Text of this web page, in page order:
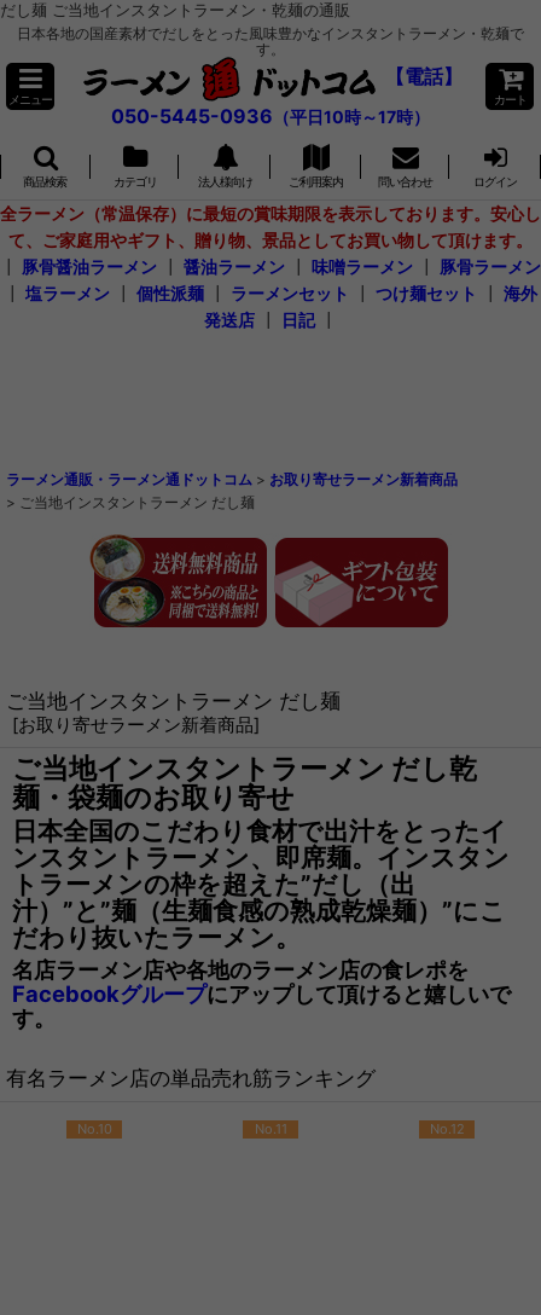
だし麺 ご当地インスタントラーメン・乾麺の通販
日本各地の国産素材でだしをとった風味豊かなインスタントラーメン・乾麺で
す。
メニュー
【電話】
050-5445-0936 （平日10時～17時）
カート
商品検索 カテゴリ 法人様向け ご利用案内 問い合わせ ログイン
全ラーメン（常温保存）に最短の賞味期限を表示しております。安心し
て、ご家庭用やギフト、贈り物、景品としてお買い物して頂けます。
豚骨醤油ラーメン 醤油ラーメン 味噌ラーメン
豚骨ラーメン
塩ラーメン 個性派麺 ラーメンセット つけ麺セット
海外
発送店
日記┃
ラーメン通販・ラーメン通ドットコム > お取り寄せラーメン新着商品
> ご当地インスタントラーメン だし麺
ご当地インスタントラーメン だし麺
[お取り寄せラーメン新着商品]
ご当地インスタントラーメン だし乾
麺・袋麺のお取り寄せ
日本全国のこだわり食材で出汁をとったイ
ンスタントラーメン、即席麺。インスタン
トラーメンの枠を超えた”だし（出
汁）”と”麺（生麺食感の熟成乾燥麺）”にこ
だわり抜いたラーメン。
名店ラーメン店や各地のラーメン店の食レポを
Facebookグループにアップして頂けると嬉しいで
す。
有名ラーメン店の単品売れ筋ランキング
No.10 No.11 No.12